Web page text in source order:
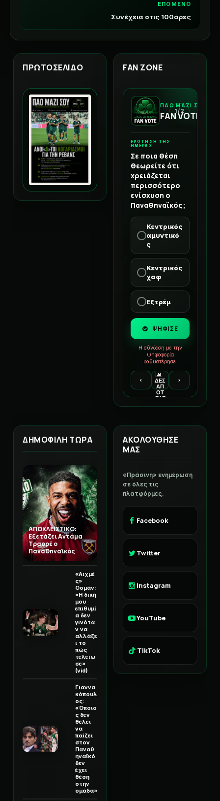
ΕΠΟΜΕΝΟ
Συνέχεια στις 100άρες
ΠΡΩΤΟΣΕΛΙΔΟ FAN ZONE
ΠΑΟ ΜΑΖΙ ΣΟΥ
FAN VOTE
1 / 2
ΕΡΩΤΗΣΗ ΤΗΣ
ΗΜΕΡΑΣ
Σε ποια θέση
θεωρείτε ότι
χρειάζεται
περισσότερο
ενίσχυση ο
Παναθηναϊκός;
Κεντρικός
αμυντικό
ς
Κεντρικός
χαφ
Εξτρέμ
ΨΗΦΙΣΕ
Η σύνδεση με την
ψηφοφορία
καθυστέρησε.
‹
ΔΕΣ
ΑΠ
ΟΤ
ΕΛΕ
›
ΔΗΜΟΦΙΛΗ ΤΩΡΑ
ΑΠΟΚΛΕΙΣΤΙΚΟ:
Εξετάζει Αντάμα
Τραορέ ο
Παναθηναϊκός
«Αιχμέ
ς»
Οσμάν:
«Η δική
μου
επιθυμί
α δεν
γινότα
ν να
αλλάξε
ι το
πώς
τελείω
σε»
(vid)
Γιαννα
κόπουλ
ος:
«Όποιο
ς δεν
θέλει
να
παίζει
στον
Παναθ
ηναϊκό
δεν
έχει
θέση
στην
ομάδα»
ΑΚΟΛΟΥΘΗΣΕ
ΜΑΣ
«Πράσινη» ενημέρωση
σε όλες τις
πλατφόρμες.
Facebook
Twitter
Instagram
YouTube
TikTok